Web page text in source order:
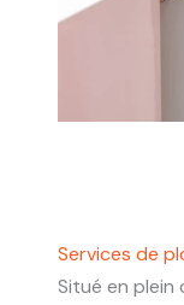
Services de
Situé en